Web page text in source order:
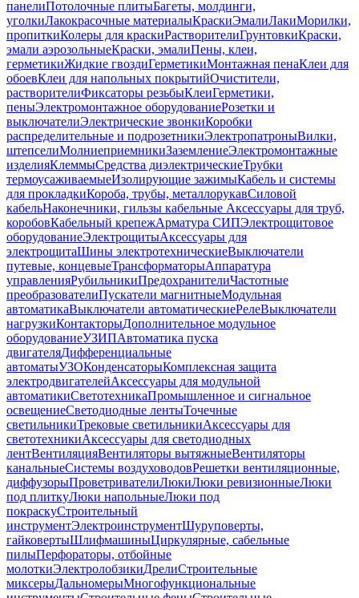
панелиПотолочные плитыБагеты, молдинги,
уголкиЛакокрасочные материалыКраскиЭмалиЛакиМорилки,
пропиткиКолеры для краскиРастворителиГрунтовкиКраски,
эмали аэрозольныеКраски, эмалиПены, клеи,
герметикиЖидкие гвоздиГерметикиМонтажная пенаКлеи для
обоевКлеи для напольных покрытийОчистители,
растворителиФиксаторы резьбыКлеиГерметики,
пеныЭлектромонтажное оборудованиеРозетки и
выключателиЭлектрические звонкиКоробки
распределительные и подрозетникиЭлектропатроныВилки,
штепселиМолниеприемникиЗаземлениеЭлектромонтажные
изделияКлеммыСредства диэлектрическиеТрубки
термоусаживаемыеИзолирующие зажимыКабель и системы
для прокладкиКороба, трубы, металлорукавСиловой
кабельНаконечники, гильзы кабельные Аксессуары для труб,
коробовКабельный крепежАрматура СИПЭлектрощитовое
оборудованиеЭлектрощитыАксессуары для
электрощитаШины электротехническиеВыключатели
путевые, концевыеТрансформаторыАппаратура
управленияРубильникиПредохранителиЧастотные
преобразователиПускатели магнитныеМодульная
автоматикаВыключатели автоматическиеРелеВыключатели
нагрузкиКонтакторыДополнительное модульное
оборудованиеУЗИПАвтоматика пуска
двигателяДифференциальные
автоматыУЗОКонденсаторыКомплексная защита
электродвигателейАксессуары для модульной
автоматикиСветотехникаПромышленное и сигнальное
освещениеСветодиодные лентыТочечные
светильникиТрековые светильникиАксессуары для
светотехникиАксессуары для светодиодных
лентВентиляцияВентиляторы вытяжныеВентиляторы
канальныеСистемы воздуховодовРешетки вентиляционные,
диффузорыПроветривателиЛюкиЛюки ревизионныеЛюки
под плиткуЛюки напольныеЛюки под
покраскуСтроительный
инструментЭлектроинструментШуруповерты,
гайковертыШлифмашиныЦиркулярные, сабельные
пилыПерфораторы, отбойные
молоткиЭлектролобзикиДрелиСтроительные
миксерыДальномерыМногофункциональные